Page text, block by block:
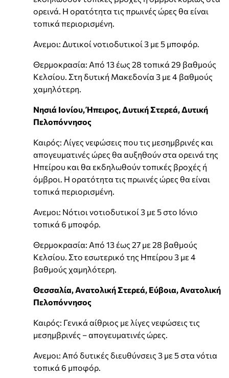
ορεινά. Η ορατότητα τις πρωινές ώρες θα είναι
τοπικά περιορισμένη.
Ανεμοι: Δυτικοί νοτιοδυτικοί 3 με 5 μποφόρ.
Θερμοκρασία: Από 13 έως 28 τοπικά 29 βαθμούς
Κελσίου. Στη δυτική Μακεδονία 3 με 4 βαθμούς
χαμηλότερη.
Νησιά Ιονίου, Ήπειρος, Δυτική Στερεά, Δυτική
Πελοπόννησος
Καιρός: Λίγες νεφώσεις που τις μεσημβρινές και
απογευματινές ώρες θα αυξηθούν στα ορεινά της
Ηπείρου και θα εκδηλωθούν τοπικές βροχές ή
όμβροι. Η ορατότητα τις πρωινές ώρες θα είναι
τοπικά περιορισμένη.
Ανεμοι: Νότιοι νοτιοδυτικοί 3 με 5 στο Ιόνιο
τοπικά 6 μποφόρ.
Θερμοκρασία: Από 13 έως 27 με 28 βαθμούς
Κελσίου. Στο εσωτερικό της Ηπείρου 3 με 4
βαθμούς χαμηλότερη.
Θεσσαλία, Ανατολική Στερεά, Εύβοια, Ανατολική
Πελοπόννησος
Καιρός: Γενικά αίθριος με λίγες νεφώσεις τις
μεσημβρινές – απογευματινές ώρες.
Ανεμοι: Από δυτικές διευθύνσεις 3 με 5 στα νότια
τοπικά 6 μποφόρ.